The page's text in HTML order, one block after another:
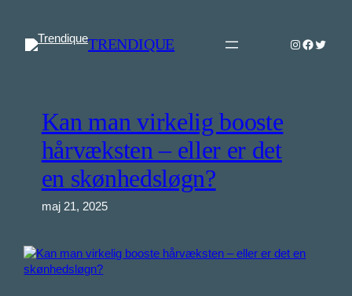
indhold
TRENDIQUE Instagram
Twitter
Kan man virkelig booste
hårvæksten – eller er det
en skønhedsløgn?
maj 21, 2025